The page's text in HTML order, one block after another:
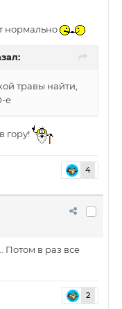
нормально
травы найти,
е
гору!
4
Потом в раз все
2